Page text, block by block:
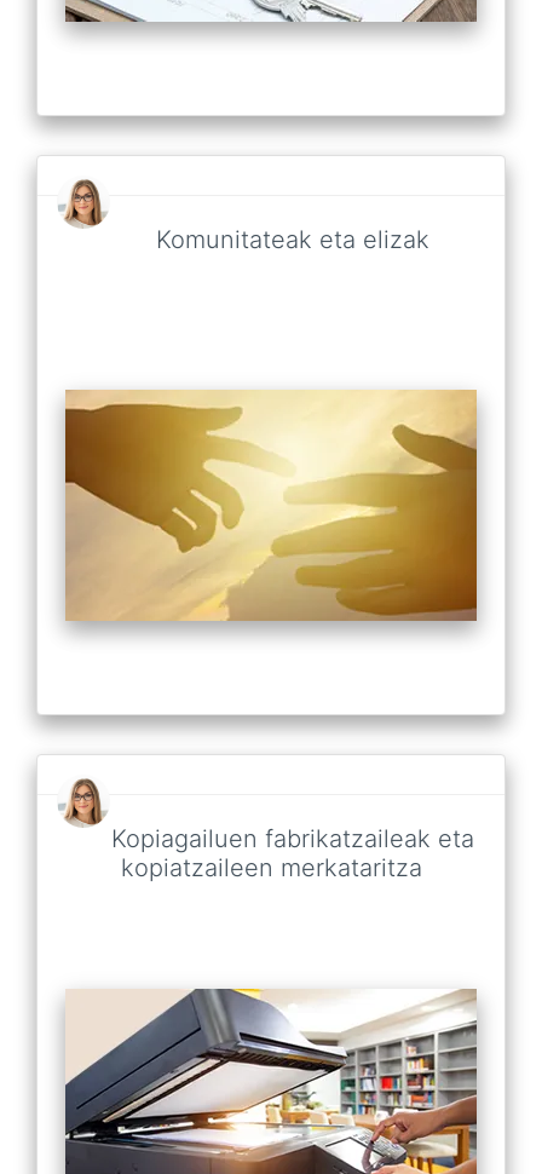
Komunitateak eta elizak
Kopiagailuen fabrikatzaileak eta
kopiatzaileen merkataritza